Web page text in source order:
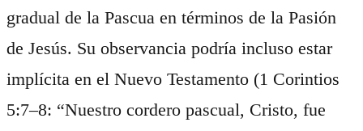
gradual de la Pascua en términos de la Pasión
de Jesús. Su observancia podría incluso estar
implícita en el Nuevo Testamento (1 Corintios
5:7–8: “Nuestro cordero pascual, Cristo, fue